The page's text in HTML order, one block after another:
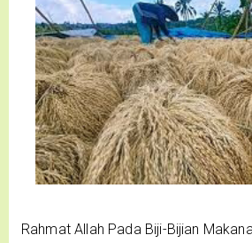
Rahmat Allah Pada Biji-Bijian